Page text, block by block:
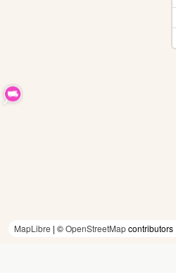
MapLibre | ©OpenStreetMapcontributors